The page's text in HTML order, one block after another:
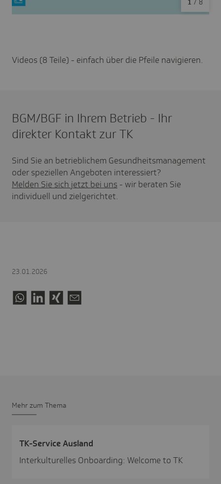
1 / 8
Videos (8 Teile) - einfach über die Pfeile navigieren.
BGM/BGF in Ihrem Betrieb - Ihr
direkter Kontakt zur TK
Sind Sie an betrieblichem Gesundheitsmanagement
oder speziellen Angeboten interessiert?
Melden Sie sich jetzt bei uns - wir beraten Sie
individuell und zielgerichtet.
23.01.2026
Mehr zum Thema
TK-Service Ausland
Interkulturelles Onboarding: Welcome to TK